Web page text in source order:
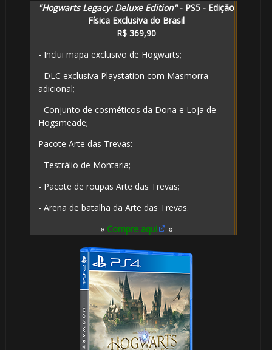
"Hogwarts Legacy: Deluxe Edition"- PS5 - Edição
Física Exclusiva do Brasil
R$ 369,90
- Inclui mapa exclusivo de Hogwarts;
- DLC exclusiva Playstation com Masmorra
adicional;
- Conjunto de cosméticos da Dona e Loja de
Hogsmeade;
Pacote Arte das Trevas:
- Testrálio de Montaria;
- Pacote de roupas Arte das Trevas;
- Arena de batalha da Arte das Trevas.
» Compre aqui «